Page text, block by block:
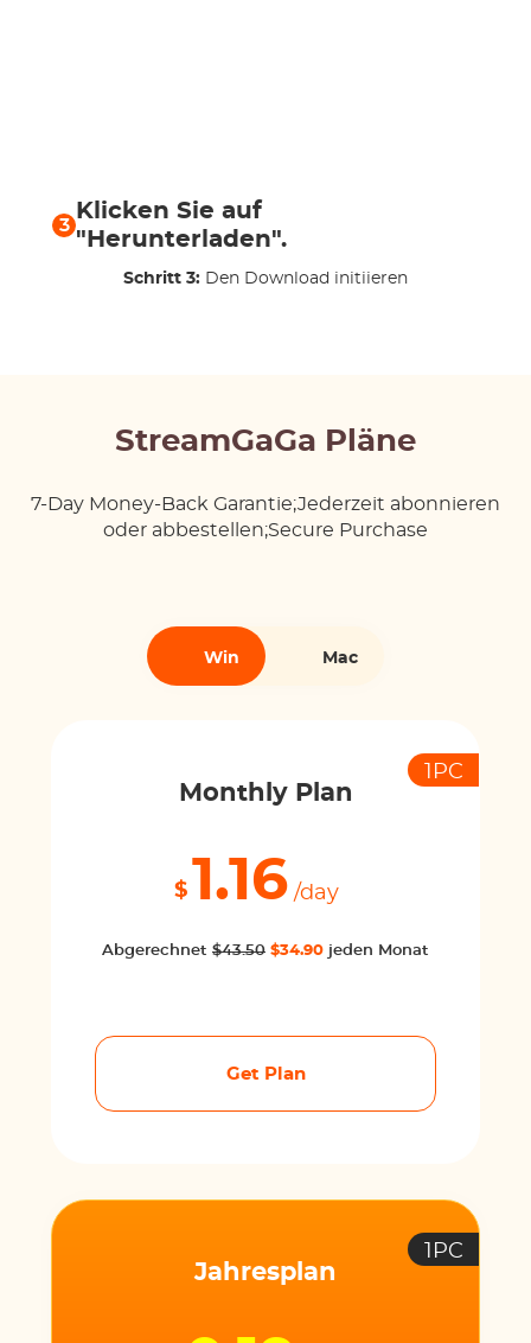
3
Klicken Sie auf
"Herunterladen".
Schritt 3: Den Download initiieren
StreamGaGa Pläne
7-Day Money-Back Garantie;Jederzeit abonnieren
oder abbestellen;Secure Purchase
Win Mac
Monthly Plan
1PC
$ 1.16 /day
Abgerechnet $43.50 $34.90 jeden Monat
Get Plan
Jahresplan
1PC